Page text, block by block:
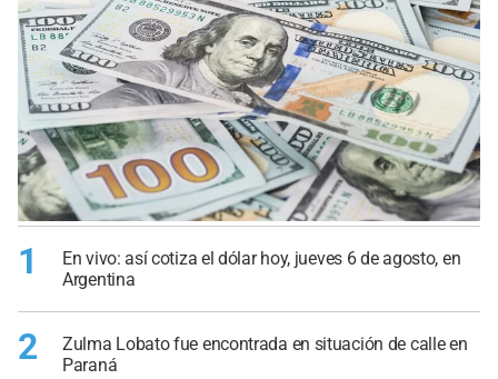
1
En vivo: así cotiza el dólar hoy, jueves 6 de agosto, en
Argentina
2
Zulma Lobato fue encontrada en situación de calle en
Paraná